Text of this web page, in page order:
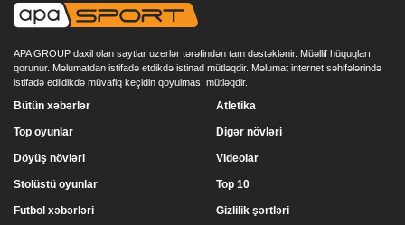
APA GROUP daxil olan saytlar uzerlər tərəfindən tam dəstəklənir. Müəllif hüquqları
qorunur. Məlumatdan istifadə etdikdə istinad mütləqdir. Məlumat internet səhifələrində
istifadə edildikdə müvafiq keçidin qoyulması mütləqdir.
Bütün xəbərlər
Top oyunlar
Döyüş növləri
Stolüstü oyunlar
Atletika
Digər növləri
Videolar
Top 10
Futbol xəbərləri Gizlilik şərtləri